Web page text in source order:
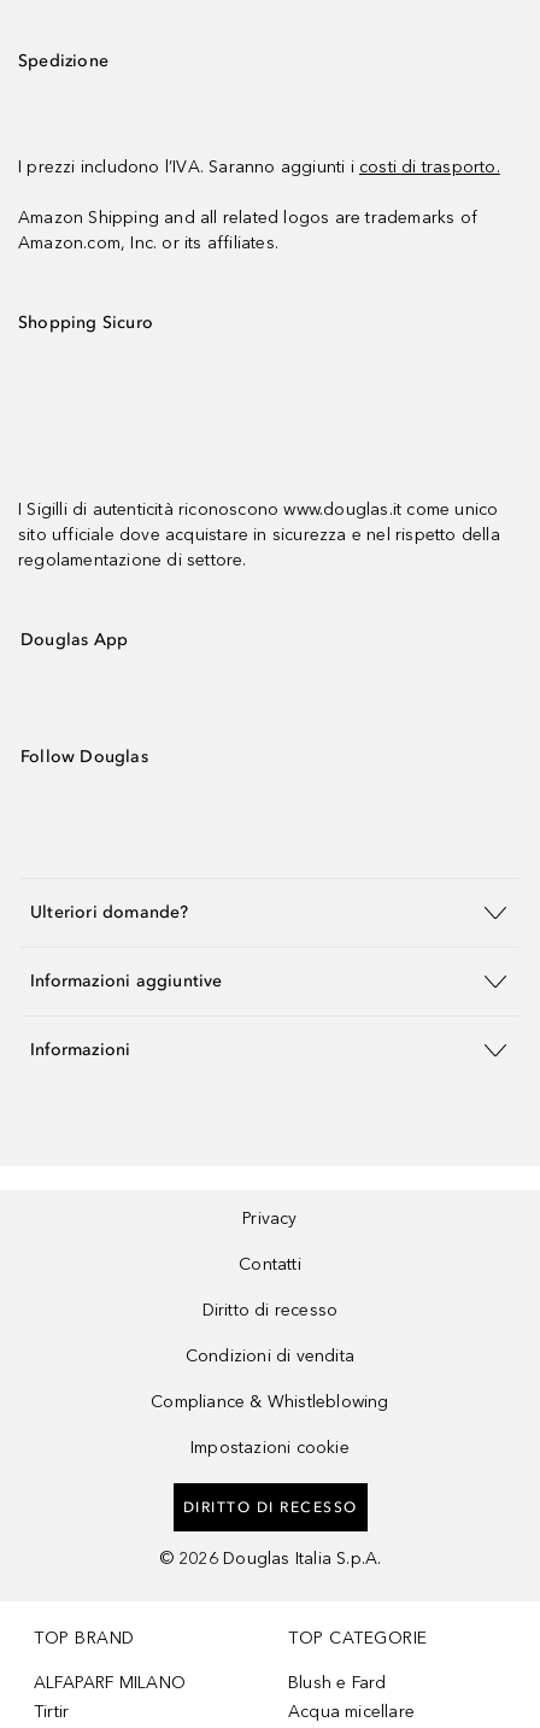
Spedizione
I prezzi includono l’IVA. Saranno aggiunti i costi di trasporto.
Amazon Shipping and all related logos are trademarks of
Amazon.com, Inc. or its affiliates.
Shopping Sicuro
I Sigilli di autenticità riconoscono www.douglas.it come unico
sito ufficiale dove acquistare in sicurezza e nel rispetto della
regolamentazione di settore.
Douglas App
Follow Douglas
Ulteriori domande?
Informazioni aggiuntive
Informazioni
Privacy
Contatti
Diritto di recesso
Condizioni di vendita
Compliance & Whistleblowing
Impostazioni cookie
DIRITTO DI RECESSO
© 2026 Douglas Italia S.p.A.
TOP BRAND
ALFAPARF MILANO
Tirtir
TOP CATEGORIE
Blush e Fard
Acqua micellare